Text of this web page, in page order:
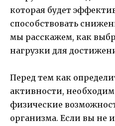
которая будет
способствовать
мы расскажем, как
нагрузки для
Перед тем как
активности,
физические
организма. Если вы не